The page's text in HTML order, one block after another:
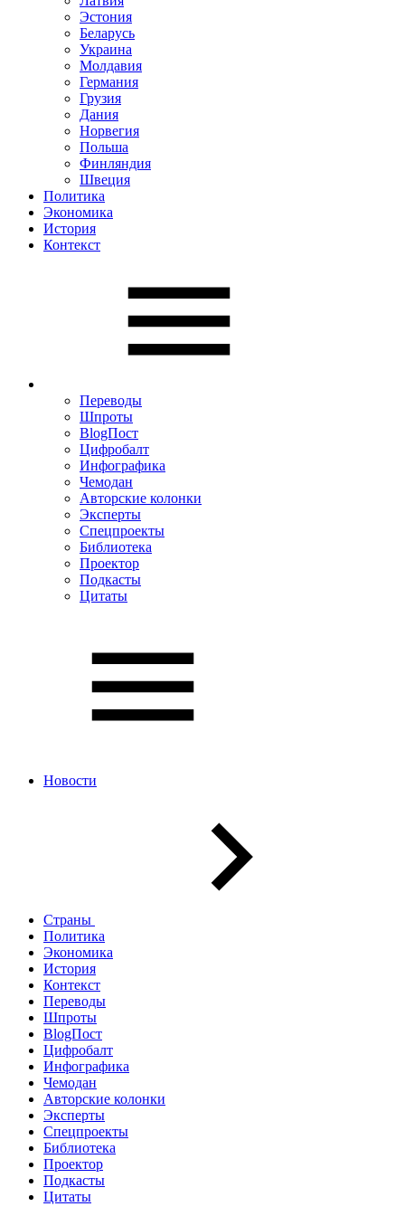
Эстония
Беларусь
Украина
Молдавия
Германия
Грузия
Дания
Норвегия
Польша
Финляндия
Швеция
Политика
Экономика
История
Контекст
Переводы
Шпроты
BlogПост
Цифробалт
Инфографика
Чемодан
Авторские колонки
Эксперты
Спецпроекты
Библиотека
Проектор
Подкасты
Цитаты
Новости
Страны
Политика
Экономика
История
Контекст
Переводы
Шпроты
BlogПост
Цифробалт
Инфографика
Чемодан
Авторские колонки
Эксперты
Спецпроекты
Библиотека
Проектор
Подкасты
Цитаты